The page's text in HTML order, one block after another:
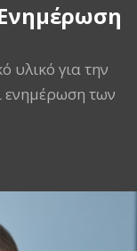
υλικό για την
ενημέρωση των